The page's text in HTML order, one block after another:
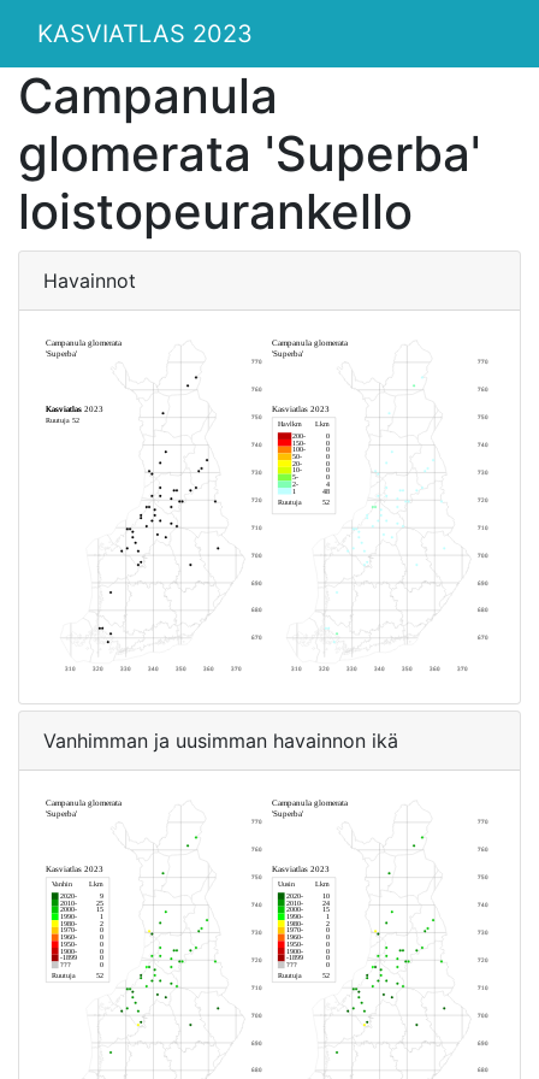
KASVIATLAS 2023
Campanula
glomerata 'Superba'
loistopeurankello
Havainnot
Vanhimman ja uusimman havainnon ikä